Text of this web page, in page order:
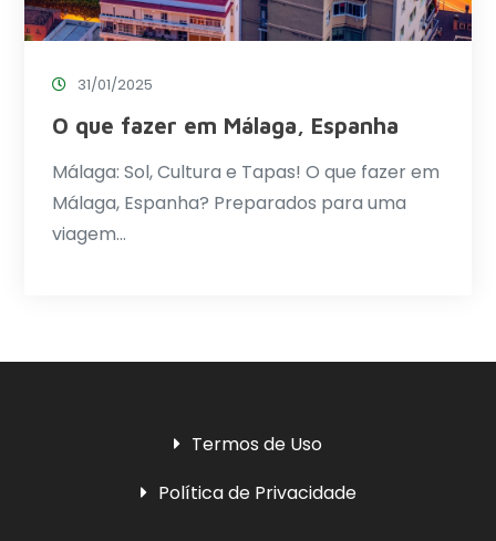
31/01/2025
O que fazer em Málaga, Espanha
Málaga: Sol, Cultura e Tapas! O que fazer em
Málaga, Espanha? Preparados para uma
viagem…
Termos de Uso
Política de Privacidade